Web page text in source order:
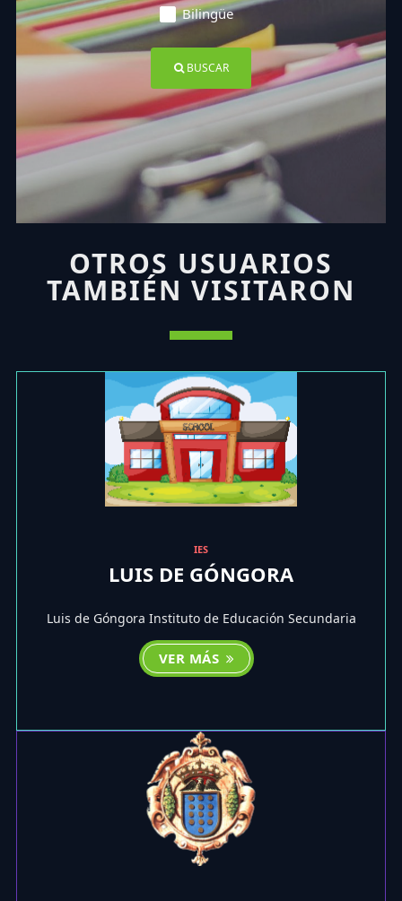
Bilingüe
BUSCAR
OTROS USUARIOS
TAMBIÉN VISITARON
IES
LUIS DE GÓNGORA
Luis de Góngora Instituto de Educación Secundaria
VER MÁS